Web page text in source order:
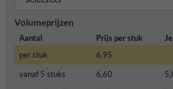
Volumeprijzen
Aantal Prijs per stuk
per stuk
6,95
vanaf 5 stuks
6,60